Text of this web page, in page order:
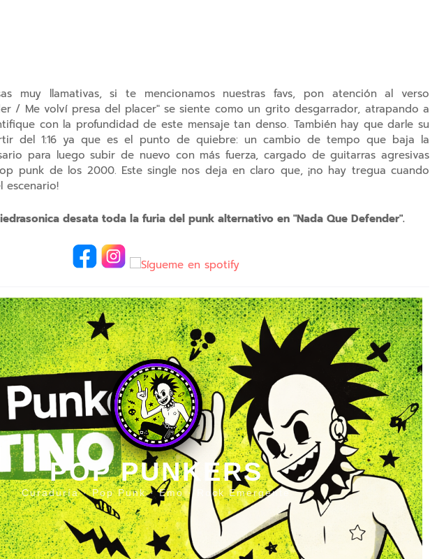
muy llamativas, si te mencionamos nuestras favs, pon atención al verso
/ Me volví presa del placer" se siente como un grito desgarrador, atrapando a
con la profundidad de este mensaje tan denso. También hay que darle su
del 1:16 ya que es el punto de quiebre: un cambio de tempo que baja la
para luego subir de nuevo con más fuerza, cargado de guitarras agresivas
punk de los 2000. Este single nos deja en claro que, ¡no hay tregua cuando
escenario!
desata toda la furia del punk alternativo en "Nada Que Defender".
POP PUNKERS
Curaduría · Pop Punk · Emo · Rock Emergente